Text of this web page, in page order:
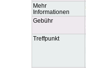
Mehr
Informationen
Gebühr
Treffpunkt